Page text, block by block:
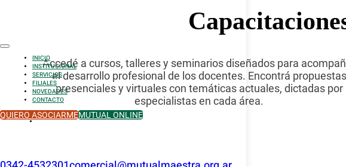
INICIO
INSTITUCIONAL
SERVICIOS
FILIALES
NOVEDADES
CONTACTO
QUIERO ASOCIARMEMUTUAL ONLINE
Accedé a cursos, talleres y seminarios diseñados para
el desarrollo profesional de los docentes. Encontrá propuestas
presenciales y virtuales con temáticas actuales, dictadas por
especialistas en cada área.